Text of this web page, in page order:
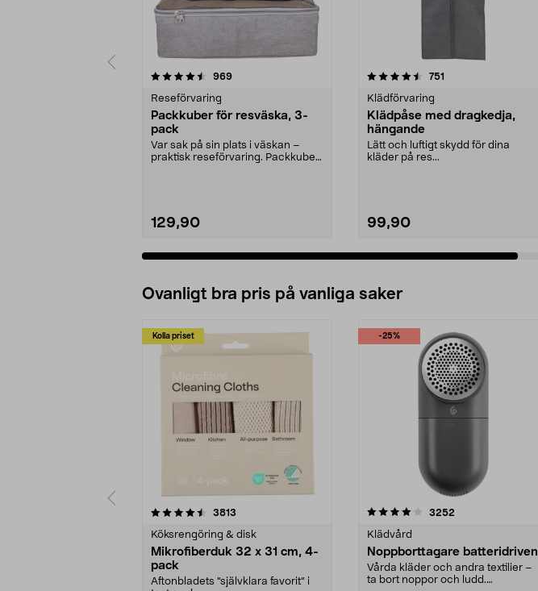
969recensioner
Reseförvaring
Packkuber för resväska, 3-
pack
Var sak på sin plats i väskan –
praktisk reseförvaring. Packkuber
129,90
4.5 av 5 stjärnor 751
Klädförvaring
Klädpåse med dragkedja,
hängande
Lätt och luftigt skydd för dina
kläder på res...
99,90
4.0 av 5 stjärnor
Ovanligt bra pris på vanliga saker
Kolla priset
3813
Köksrengöring & disk
Mikrofiberduk 32 x 31 cm, 4-
pack
Aftonbladets "självklara favorit” i
-25%
4.0av 5 stjärnor 3252
Klädvård
Noppborttagare batteridriven
Vårda kläder och andra textilier –
ta bort noppor och ludd.
4.5av 5 stjärnor